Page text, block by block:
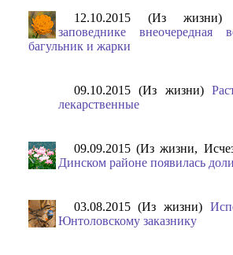
12.10.2015 (Из
заповеднике внеочередная
багульник и жарки
09.10.2015 (Из жизни)
лекарственные
09.09.2015 (Из жизни,
Динском районе появилась
03.08.2015 (Из жизни)
Юнтоловскому заказнику